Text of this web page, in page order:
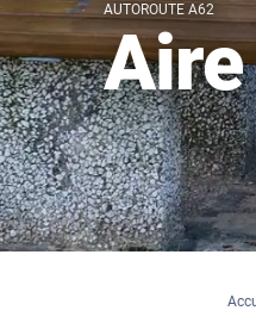
AUTOROUTE A62